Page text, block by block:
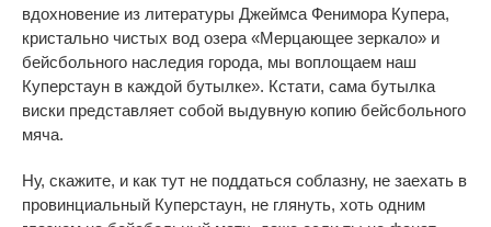
вдохновение из литературы Джеймса Фенимора Купера,
кристально чистых вод озера «Мерцающее зеркало» и
бейсбольного наследия города, мы воплощаем наш
Куперстаун в каждой бутылке». Кстати, сама бутылка
виски представляет собой выдувную копию бейсбольного
мяча.
Ну, скажите, и как тут не поддаться соблазну, не заехать в
провинциальный Куперстаун, не глянуть, хоть одним